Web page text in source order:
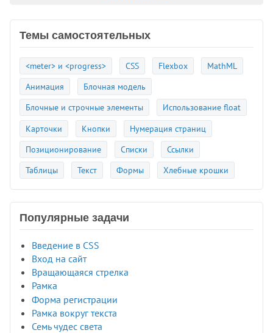
Темы самостоятельных
<meter> и <progress> CSS Flexbox
MathML
Анимация
Блочная модель
Блочные и строчные элементы
Использование float
Карточки
Кнопки
Нумерация страниц
Позиционирование
Списки
Ссылки
Таблицы
Текст Формы Хлебные крошки
Популярные задачи
Введение в CSS
Вход на сайт
Вращающаяся стрелка
Рамка
Форма регистрации
Рамка вокруг текста
Семь чудес света